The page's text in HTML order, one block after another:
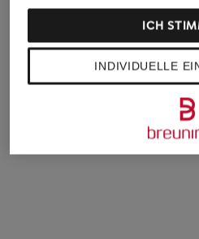
ARMEDANGELS
LOOP
BOSS
Sweatshirt
59,99 €
Ursprünglich:
INDIVIDUELLE
ICH